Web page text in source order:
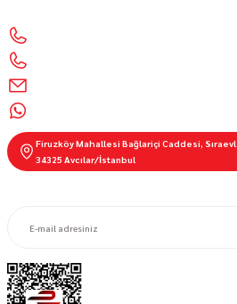
Firuzköy Mahallesi Bağlariçi Caddesi,
34325 Avcılar/İstanbul